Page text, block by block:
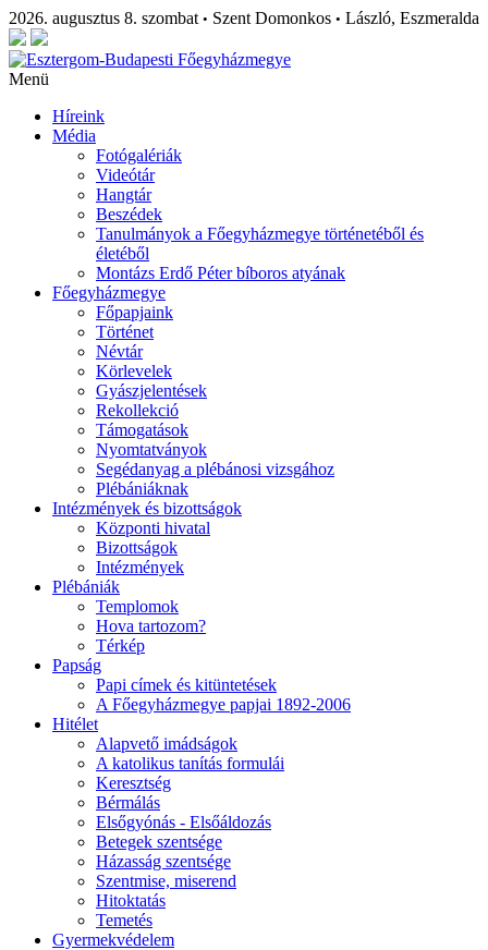
2026. augusztus 8. szombat • Szent Domonkos • László, Eszmeralda
Menü
Híreink
Média
Fotógalériák
Videótár
Hangtár
Beszédek
Tanulmányok a Főegyházmegye történetéből és
életéből
Montázs Erdő Péter bíboros atyának
Főegyházmegye
Főpapjaink
Történet
Névtár
Körlevelek
Gyászjelentések
Rekollekció
Támogatások
Nyomtatványok
Segédanyag a plébánosi vizsgához
Plébániáknak
Intézmények és bizottságok
Központi hivatal
Bizottságok
Intézmények
Plébániák
Templomok
Hova tartozom?
Térkép
Papság
Papi címek és kitüntetések
A Főegyházmegye papjai 1892-2006
Hitélet
Alapvető imádságok
A katolikus tanítás formulái
Keresztség
Bérmálás
Elsőgyónás - Elsőáldozás
Betegek szentsége
Házasság szentsége
Szentmise, miserend
Hitoktatás
Temetés
Gyermekvédelem